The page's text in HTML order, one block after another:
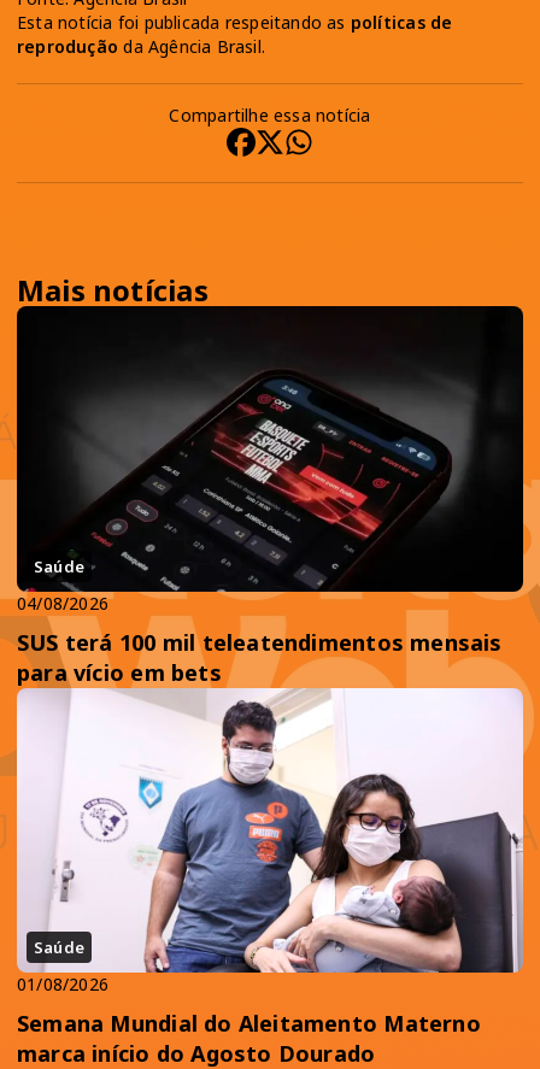
Esta notícia foi publicada respeitando as políticas de
reprodução da Agência Brasil.
Compartilhe essa notícia
Mais notícias
Saúde
04/08/2026
SUS terá 100 mil teleatendimentos mensais
para vício em bets
Saúde
01/08/2026
Semana Mundial do Aleitamento Materno
marca início do Agosto Dourado